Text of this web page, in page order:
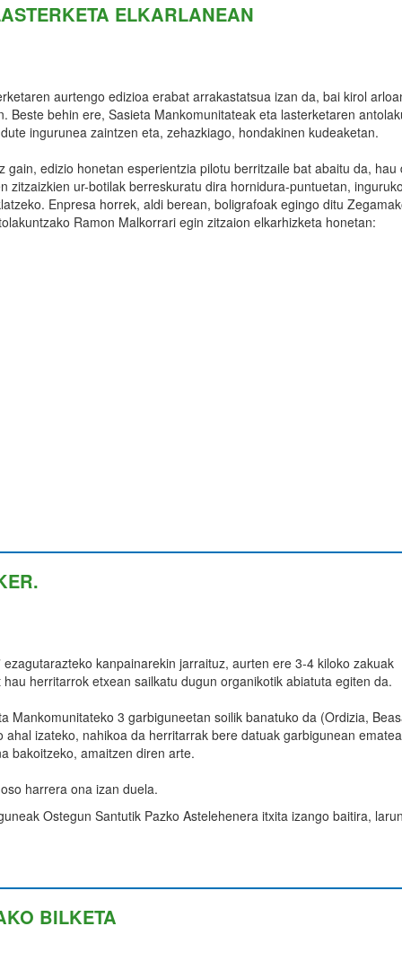
ELKARLANEAN
aurtengo edizioa erabat arrakastatsua izan da, bai kirol
Beste behin ere, Sasieta Mankomunitateak eta lasterketaren
ingurunea zaintzen eta, zehazkiago, hondakinen kudeaketan.
gain, edizio honetan esperientzia pilotu berritzaile bat abaitu da, hau
zitzaizkien ur-botilak berreskuratu dira hornidura-puntuetan,
Enpresa horrek, aldi berean, boligrafoak egingo ditu
Ramon Malkorrari egin zitzaion elkarhizketa honetan:
ezagutarazteko kanpainarekin jarraituz, aurten ere 3-4 kiloko zakuak
hau herritarrok etxean sailkatu dugun organikotik abiatuta egiten da.
Mankomunitateko 3 garbiguneetan soilik banatuko da (Ordizia,
ahal izateko, nahikoa da herritarrak bere datuak garbigunean
bakoitzeko, amaitzen diren arte.
harrera ona izan duela.
Ostegun Santutik Pazko Astelehenera itxita izango baitira,
BILKETA